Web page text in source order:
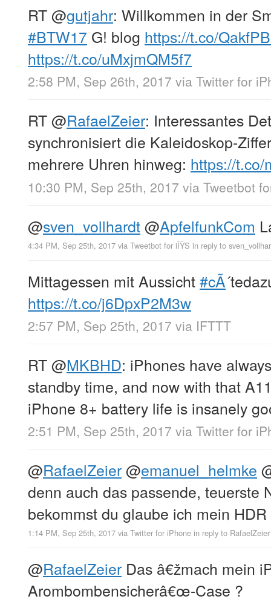
RT@gutjahr: Willkommen in der
#BTW17 G! blog https://t.co/
https://t.co/uMxjmQM5f7
2:58 PM, Sep 26th, 2017 via Twitter for
RT@RafaelZeier: Interessantes
synchronisiert die Kaleidoskop-
mehrere Uhren hinweg: https://
10:30 PM, Sep 25th, 2017 via Tweetbot
@sven_vollhardt@ApfelfunkCom
4:34 PM, Sep 25th, 2017 via Tweetbot for iÎŸS in reply to
Mittagessen mit Aussicht#cÃ
https://t.co/j6DpxP2M3w
2:57 PM, Sep 25th, 2017 via IFTTT
RT@MKBHD: iPhones have
standby time, and now with that
iPhone 8+ battery life is insanely
2:51 PM, Sep 25th, 2017 via Twitter for
@RafaelZeier@emanuel_helmke
denn auch das passende, teuerste
bekommst du glaube ich mein HDR
1:14 PM, Sep 25th, 2017 via Twitter for iPhone in reply to RafaelZeier
@RafaelZeier Das â€žmach mein
Arombombensicherâ€œ-Case ?